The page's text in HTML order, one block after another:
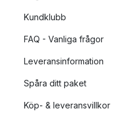
Kundklubb
FAQ - Vanliga frågor
Leveransinformation
Spåra ditt paket
Köp- & leveransvillkor